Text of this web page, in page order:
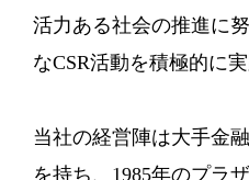
活力ある社会の推進に
なCSR活動を積極的に
当社の経営陣は大手金
を持ち、1985年のプラ